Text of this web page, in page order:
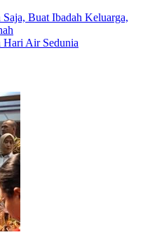
Saja, Buat Ibadah Keluarga,
Hari Air Sedunia